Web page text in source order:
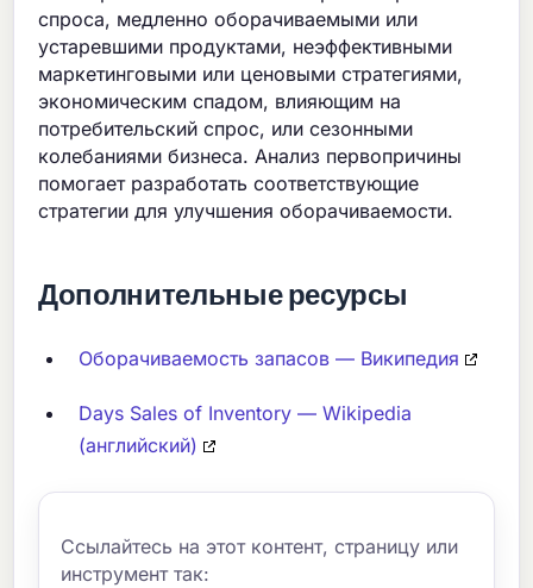
спроса, медленно оборачиваемыми или
устаревшими продуктами, неэффективными
маркетинговыми или ценовыми стратегиями,
экономическим спадом, влияющим на
потребительский спрос, или сезонными
колебаниями бизнеса. Анализ первопричины
помогает разработать соответствующие
стратегии для улучшения оборачиваемости.
Дополнительные ресурсы
Оборачиваемость запасов — Википедия
Days Sales of Inventory — Wikipedia
(английский)
Ссылайтесь на этот контент, страницу или
инструмент так: